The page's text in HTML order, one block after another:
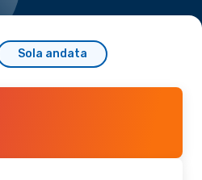
Sola andata